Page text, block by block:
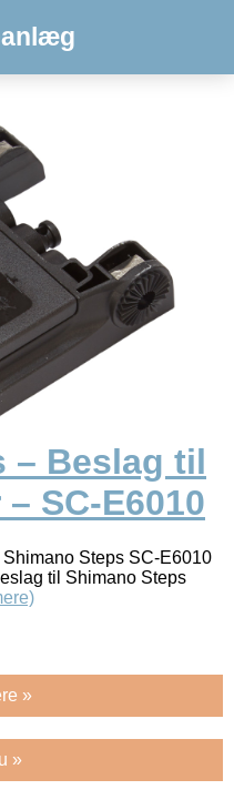
– Beslag til
SC-E6010
Steps SC-E6010
til Shimano Steps
»
»